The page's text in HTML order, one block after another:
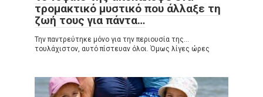
τρομακτικό μυστικό που άλλαξε τη
ζωή τους για πάντα…
Την παντρεύτηκε μόνο για την περιουσία της…
τουλάχιστον, αυτό πίστευαν όλοι. Όμως λίγες ώρες